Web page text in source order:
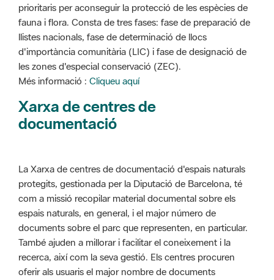
prioritaris per aconseguir la protecció de les espècies de
fauna i flora. Consta de tres fases: fase de preparació de
llistes nacionals, fase de determinació de llocs
d'importància comunitària (LIC) i fase de designació de
les zones d'especial conservació (ZEC).
Més informació : Cliqueu aquí
Xarxa de centres de
documentació
La Xarxa de centres de documentació d'espais naturals
protegits, gestionada per la Diputació de Barcelona, té
com a missió recopilar material documental sobre els
espais naturals, en general, i el major número de
documents sobre el parc que representen, en particular.
També ajuden a millorar i facilitar el coneixement i la
recerca, així com la seva gestió. Els centres procuren
oferir als usuaris el major nombre de documents